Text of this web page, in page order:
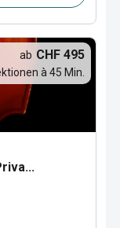
ab CHF 495
à 45 Min.